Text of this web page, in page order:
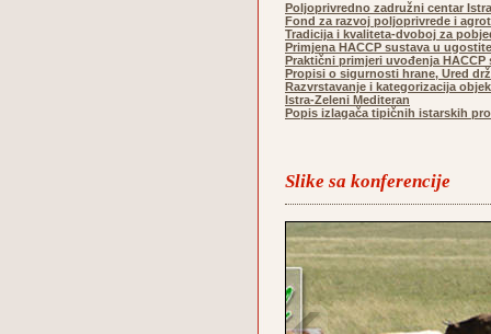
Poljoprivredno zadružni centar Istra
Fond za razvoj poljoprivrede i
Tradicija i kvaliteta-dvoboj za
Primjena HACCP sustava u
Praktični primjeri uvođenja
Propisi o sigurnosti hrane, Ured
Razvrstavanje i kategorizacija
Istra-Zeleni Mediteran
Popis izlagača tipičnih istarskih
Slike sa konferencije